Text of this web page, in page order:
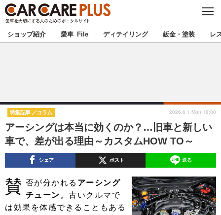
C
S
E
★カーケアプラス認定★ 厳選プロショップを地域から探す
甲信越 北陸
東海 関西
中国 四国
九州 沖縄
注目の記事
ショップ紹介 愛車 File ディテイリング 鈑金・塗装 レ
アーシングは本当に効くのか？…旧車と新しい
車で、差が出る理由～カスタムHOW TO～
特集記事 コラム 2026.6.1 Mon 18:00
シェア ポスト 送る
賛 否が分かれる アーシング
チューン 。古いクルマで
は効果を体感できることもある